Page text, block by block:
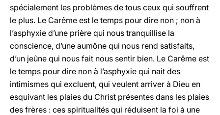
spécialement les problèmes de tous ceux qui souffrent
le plus. Le Carême est le temps pour dire non ; non à
l’asphyxie d’une prière qui nous tranquillise la
conscience, d’une aumône qui nous rend satisfaits,
d’un jeûne qui nous fait nous sentir bien. Le Carême est
le temps pour dire non à l’asphyxie qui nait des
intimismes qui excluent, qui veulent arriver à Dieu en
esquivant les plaies du Christ présentes dans les plaies
des frères : ces spiritualités qui réduisent la foi à une